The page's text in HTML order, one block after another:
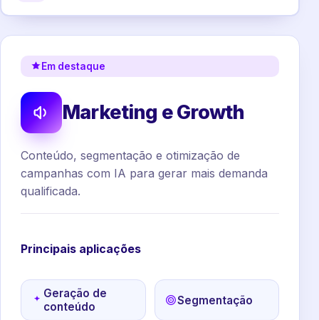
Em destaque
Marketing e Growth
Conteúdo, segmentação e otimização de
campanhas com IA para gerar mais demanda
qualificada.
Principais aplicações
Geração de
conteúdo
Segmentação